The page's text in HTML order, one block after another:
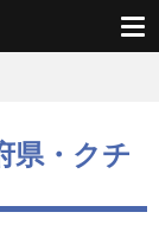
県・クチ